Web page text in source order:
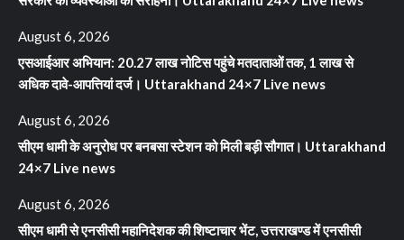
August 6, 2026
एसआईआर अभियान: 20.27 लाख नोटिस पहुंचे मतदाताओं तक, 1 लाख से
अधिक दावे-आपत्तियां दर्ज। Uttarakhand 24×7 Live news
August 6, 2026
सीएम धामी के अनुरोध पर बनबसा स्टेशन को मिली बड़ी सौगात। Uttarakhand
24×7 Live news
August 6, 2026
सीएम धामी से एनसीसी महानिदेशक की शिष्टाचार भेंट, उत्तराखण्ड में एनसीसी